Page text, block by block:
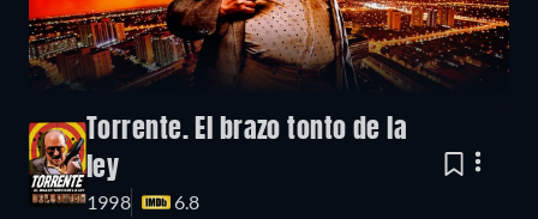
Torrente. El brazo tonto de la
ley
1998 6.8